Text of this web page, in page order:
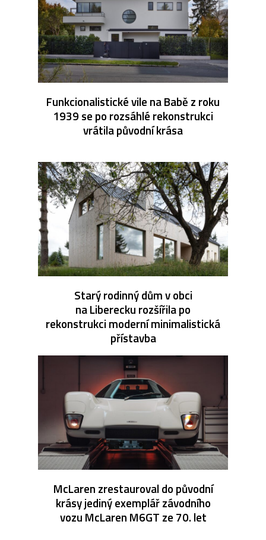
Funkcionalistické vile na Babě z roku
1939 se po rozsáhlé rekonstrukci
vrátila původní krása
Starý rodinný dům v obci
na Liberecku rozšířila po
rekonstrukci moderní minimalistická
přístavba
McLaren zrestauroval do původní
krásy jediný exemplář závodního
vozu McLaren M6GT ze 70. let